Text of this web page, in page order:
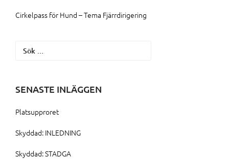
Cirkelpass för Hund – Tema Fjärrdirigering
Sök
SENASTE INLÄGGEN
Platsupproret
Skyddad: INLEDNING
Skyddad: STADGA